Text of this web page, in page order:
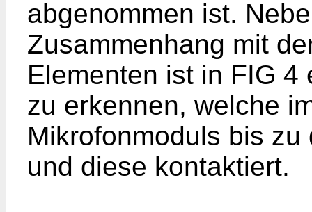
abgenommen ist.
Zusammenhang mit
Elementen ist in FIG
zu erkennen, welche
Mikrofonmoduls bis
und diese kontaktiert.